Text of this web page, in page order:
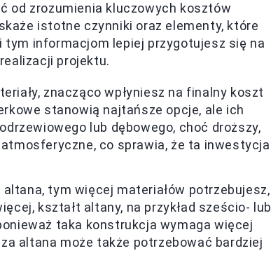
od zrozumienia kluczowych kosztów
istotne czynniki oraz elementy, które
informacjom lepiej przygotujesz się na
projektu.
znacząco wpłyniesz na finalny koszt
stanowią najtańsze opcje, ale ich
lub dębowego, choć droższy,
co sprawia, że ta inwestycja
tym więcej materiałów potrzebujesz,
kształt altany, na przykład sześcio- lub
taka konstrukcja wymaga więcej
altana może także potrzebować bardziej